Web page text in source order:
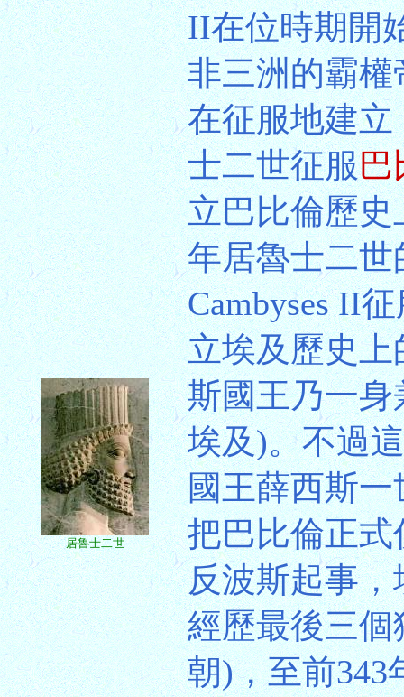
居魯士二世
II在位時期開
非三洲的霸
在征服地建立
士二世征服巴
立巴比倫歷史
年居魯士二
Cambyses II
立埃及歷史
斯國王乃一
埃及)。不過
國王薛西斯一
把巴比倫正式
反波斯起事
經歷最後三
朝)，至前343